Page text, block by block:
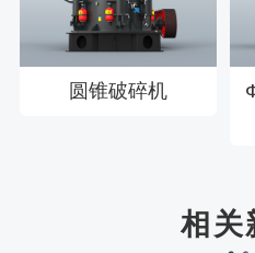
圆锥破碎机
相关